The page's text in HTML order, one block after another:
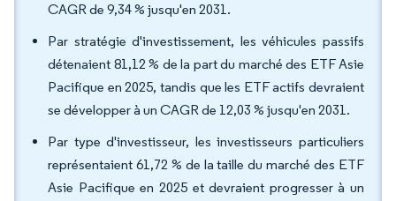
CAGR de 9,34 % jusqu'en 2031.
Par stratégie d'investissement, les véhicules passifs
détenaient 81,12 % de la part du marché des ETF Asie
Pacifique en 2025, tandis que les ETF actifs devraient
se développer à un CAGR de 12,03 % jusqu'en 2031.
Par type d'investisseur, les investisseurs particuliers
représentaient 61,72 % de la taille du marché des ETF
Asie Pacifique en 2025 et devraient progresser à un